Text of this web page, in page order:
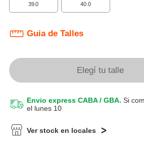
39.0 40.0
Guia de Talles
Elegí tu talle
Envio express CABA / GBA. Si
el lunes 10
Ver stock en locales